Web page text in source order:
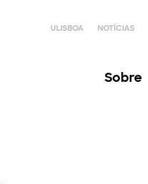
ULISBOA NOTÍCIAS
Sobre